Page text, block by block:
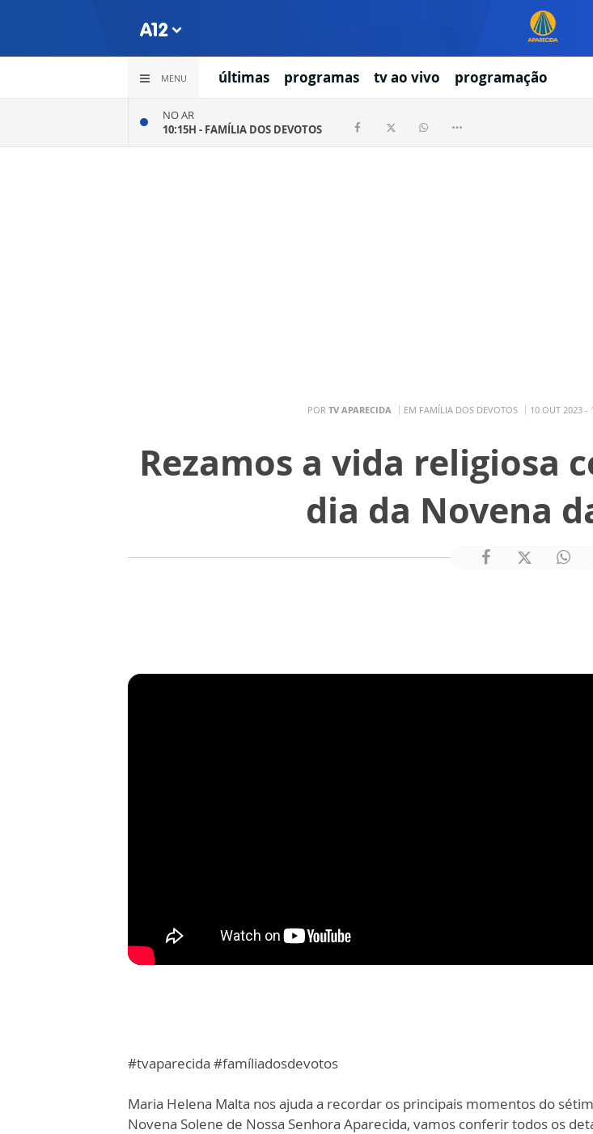
MENU últimas programas tv ao vivo programação
NO AR
10:15H - FAMÍLIA DOS DEVOTOS
POR TV APARECIDA EM FAMÍLIA DOS DEVOTOS 10 OUT 2023 -
Rezamos a vida religiosa
dia da Novena
#tvaparecida #famíliadosdevotos
Maria Helena Malta nos ajuda a recordar os principais momentos do
Novena Solene de Nossa Senhora Aparecida, vamos conferir todos os